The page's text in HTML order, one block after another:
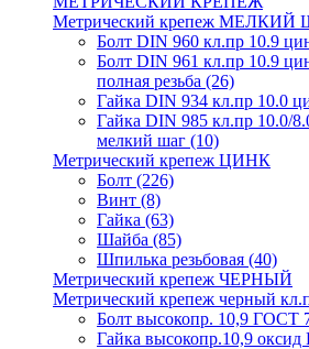
Метрический крепеж МЕЛКИЙ
Болт DIN 960 кл.пр 10.9
Болт DIN 961 кл.пр 10.9
полная резьба (26)
Гайка DIN 934 кл.пр 10.0
Гайка DIN 985 кл.пр 10.0/
мелкий шаг (10)
Метрический крепеж ЦИНК
Болт (226)
Винт (8)
Гайка (63)
Шайба (85)
Шпилька резьбовая (40)
Метрический крепеж ЧЕРНЫЙ
Метрический крепеж черный
Болт высокопр. 10,9 ГОСТ
Гайка высокопр.10,9